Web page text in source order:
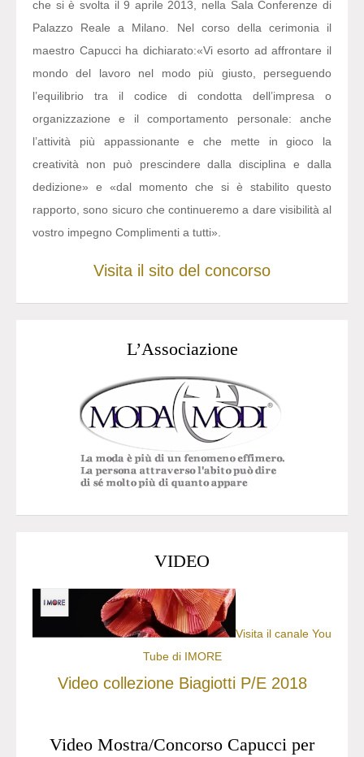
che si è svolta il 9 aprile 2013, nella Sala Conferenze di
Palazzo Reale a Milano. Nel corso della cerimonia il
maestro Capucci ha dichiarato:«Vi esorto ad affrontare il
mondo del lavoro nel modo più giusto, perseguendo
l’equilibrio tra il codice di condotta dell’impresa o
organizzazione e il comportamento personale: anche
l’attività più appassionante e che mette in gioco la
creatività non può prescindere dalla disciplina e dalla
dedizione» e «dal momento che si è stabilito questo
rapporto, sono sicuro che continueremo a dare visibilità al
vostro impegno Complimenti a tutti».
Visita il sito del concorso
L’Associazione
VIDEO
Visita il canale You
Tube di IMORE
Video collezione Biagiotti P/E 2018
Video Mostra/Concorso Capucci per